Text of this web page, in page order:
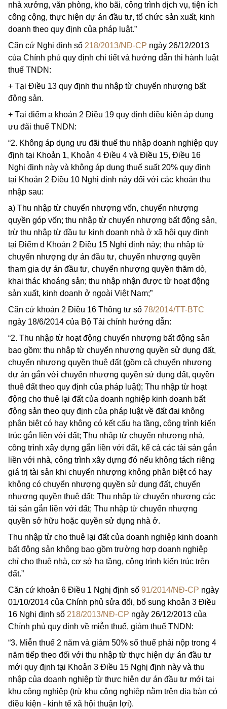
nhà xưởng, văn phòng, kho bãi, công trình dịch vụ, tiện ích
công cộng, thực hiện dự án đầu tư, tổ chức sản xuất, kinh
doanh theo quy định của pháp luật.”
Căn cứ Nghị định số 218/2013/NĐ-CP ngày 26/12/2013
của Chính phủ quy định chi tiết và hướng dẫn thi hành luật
thuế TNDN:
+ Tại Điều 13 quy định thu nhập từ chuyển nhượng bất
động sản.
+ Tại điểm a khoản 2 Điều 19 quy định điều kiện áp dụng
ưu đãi thuế TNDN:
“2. Không áp dụng ưu đãi thuế thu nhập doanh nghiệp quy
định tại Khoản 1, Khoản 4 Điều 4 và Điều 15, Điều 16
Nghị định này và không áp dụng thuế suất 20% quy định
tại Khoản 2 Điều 10 Nghị định này đối với các khoản thu
nhập sau:
a) Thu nhập từ chuyển nhượng vốn, chuyển nhượng
quyền góp vốn; thu nhập từ chuyển nhượng bất động sản,
trừ thu nhập từ đầu tư kinh doanh nhà ở xã hội quy định
tại Điểm d Khoản 2 Điều 15 Nghị định này; thu nhập từ
chuyển nhượng dự án đầu tư, chuyển nhượng quyền
tham gia dự án đầu tư, chuyển nhượng quyền thăm dò,
khai thác khoáng sản; thu nhập nhận được từ hoạt động
sản xuất, kinh doanh ở ngoài Việt Nam;”
Căn cứ khoản 2 Điều 16 Thông tư số 78/2014/TT-BTC
ngày 18/6/2014 của Bộ Tài chính hướng dẫn:
“2. Thu nhập từ hoạt động chuyển nhượng bất động sản
bao gồm: thu nhập từ chuyển nhượng quyền sử dụng đất,
chuyển nhượng quyền thuê đất (gồm cả chuyển nhượng
dự án gắn với chuyển nhượng quyền sử dụng đất, quyền
thuê đất theo quy định của pháp luật); Thu nhập từ hoạt
động cho thuê lại đất của doanh nghiệp kinh doanh bất
động sản theo quy định của pháp luật về đất đai không
phân biệt có hay không có kết cấu hạ tầng, công trình kiến
trúc gắn liền với đất; Thu nhập từ chuyển nhượng nhà,
công trình xây dựng gắn liền với đất, kể cả các tài sản gắn
liền với nhà, công trình xây dựng đó nếu không tách riêng
giá trị tài sản khi chuyển nhượng không phân biệt có hay
không có chuyển nhượng quyền sử dụng đất, chuyển
nhượng quyền thuê đất; Thu nhập từ chuyển nhượng các
tài sản gắn liền với đất; Thu nhập từ chuyển nhượng
quyền sở hữu hoặc quyền sử dụng nhà ở.
Thu nhập từ cho thuê lại đất của doanh nghiệp kinh doanh
bất động sản không bao gồm trường hợp doanh nghiệp
chỉ cho thuê nhà, cơ sở hạ tầng, công trình kiến trúc trên
đất.”
Căn cứ khoản 6 Điều 1 Nghị định số 91/2014/NĐ-CP ngày
01/10/2014 của Chính phủ sửa đổi, bổ sung khoản 3 Điều
16 Nghị định số 218/2013/NĐ-CP ngày 26/12/2013 của
Chính phủ quy định về miễn thuế, giảm thuế TNDN:
“3. Miễn thuế 2 năm và giảm 50% số thuế phải nộp trong 4
năm tiếp theo đối với thu nhập từ thực hiện dự án đầu tư
mới quy định tại Khoản 3 Điều 15 Nghị định này và thu
nhập của doanh nghiệp từ thực hiện dự án đầu tư mới tại
khu công nghiệp (trừ khu công nghiệp nằm trên địa bàn có
điều kiện - kinh tế xã hội thuận lợi).